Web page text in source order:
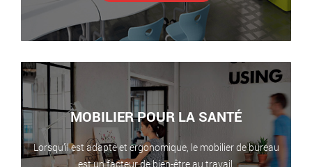
MOBILIER POUR LA SANTÉ
Lorsqu’il est adapté et ergonomique, le mobilier de bureau
est un facteur de bien-être au travail.